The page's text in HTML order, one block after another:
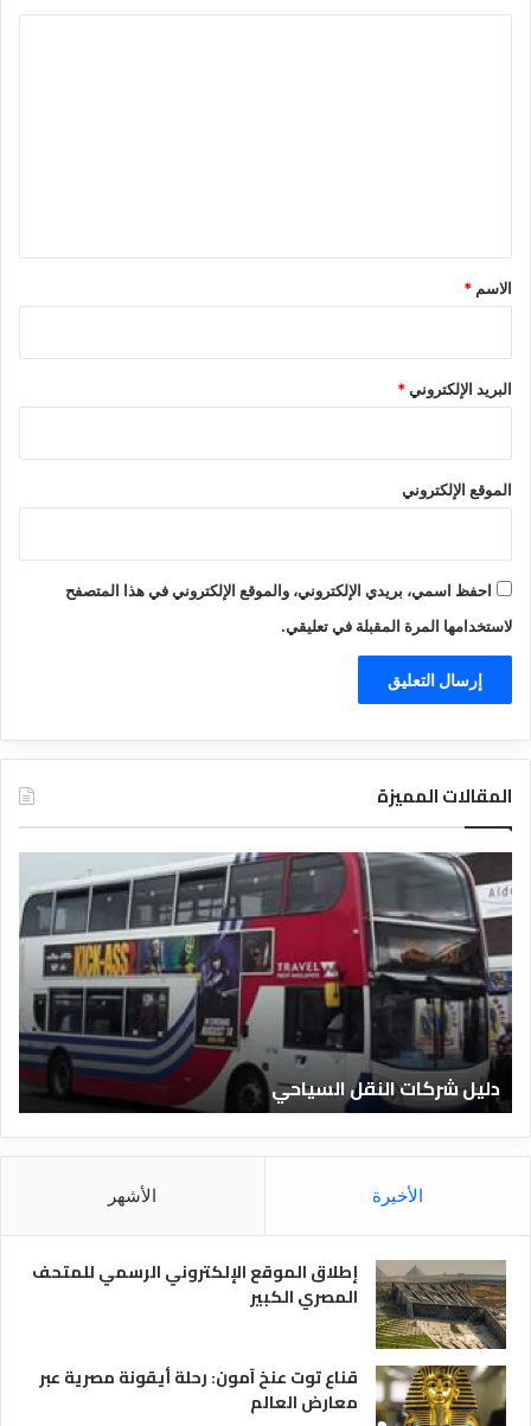
*
الاسم *
البريد الإلكتروني*
الموقع الإلكتروني
احفظ اسمي، بريدي الإلكتروني، والموقع الإلكتروني في هذا المتصفح
لاستخدامها المرة المقبلة في تعليقي.
المقالات المميزة
ل
ي
ا
ل
ف
ن
ق
ا
ل
ر
ة
دليل الفنادق المصرية
ق
و
الأخيرة الأشهر
إطلاق الموقع الإلكتروني الرسمي للمتحف
المصري الكبير
قناع توت عنخ آمون: رحلة أيقونة مصرية عبر
معارض العالم